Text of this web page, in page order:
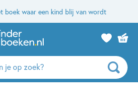
boek waar een kind blij van wordt